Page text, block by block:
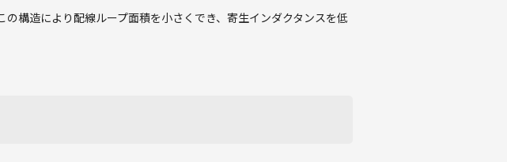
構造により配線ループ面積を小さくでき、寄生インダクタンスを低